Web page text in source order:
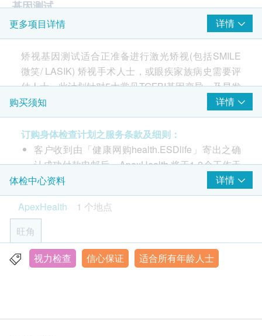
基因测试
第一型颗粒状角膜失养症(GCD1)
第一型格子状角膜失养症(LCD1)
雷氏-毕克勒角膜失养症(RBCD)
泰尔-本克角膜失养症(TBCD)
更多项目详情 详情
矫视基因测试适合正准备进行激光矫视(包括SMILE
微笑/ LASIK) 矫视手术人士，或眼疾家族病史需要评
估人士。此计划针对5大常见TGFBI基因变异，及早发
现角膜营养不良(Corneal Dystrophy) 风险。
了解角膜营养不良风险
原来有一种叫「角膜营养不良」慨遗传眼疾，渠早期
通常冇症状，传统检查未必及时发现到，多研究指
出，如果本身带有特定基因如TGFBI 变异，做SMILE
微笑或LASIK 激光矫视后，反而会「触发」或「加
速」呢个病恶化，令角膜积聚雪花白点，睇嘢蒙查
查！严重的话会导致永久、无法复原的视力损害。
咩系TGFBI 基因？
TGFBI 基因负责制造一种蛋白，呢种蛋白就好似角膜
购买须知 详情
订购身体检查计划之服务条款及细则：
客户收到由「健康网购health.ESDlife」寄出之确
认成功付款电邮后，ApexHealth 将于1-2个工作天
内，致电客户预约身体检查的时间及地点。客户必
须于预约当天出示身份证及打印订购确认信以确认
身份。
内(由确认付款日期起计)接受有关检查，逾期作
废。
报告时间： 一般情况下，报告将于检测后约 2星期
体检中心资料
详情
ApexHealth
1 个地点
旺角
香港九龙弥敦道555号九龙行21楼1-3单位 (油麻地A1出口)
视力检查 信心保证 适合所有年龄人士